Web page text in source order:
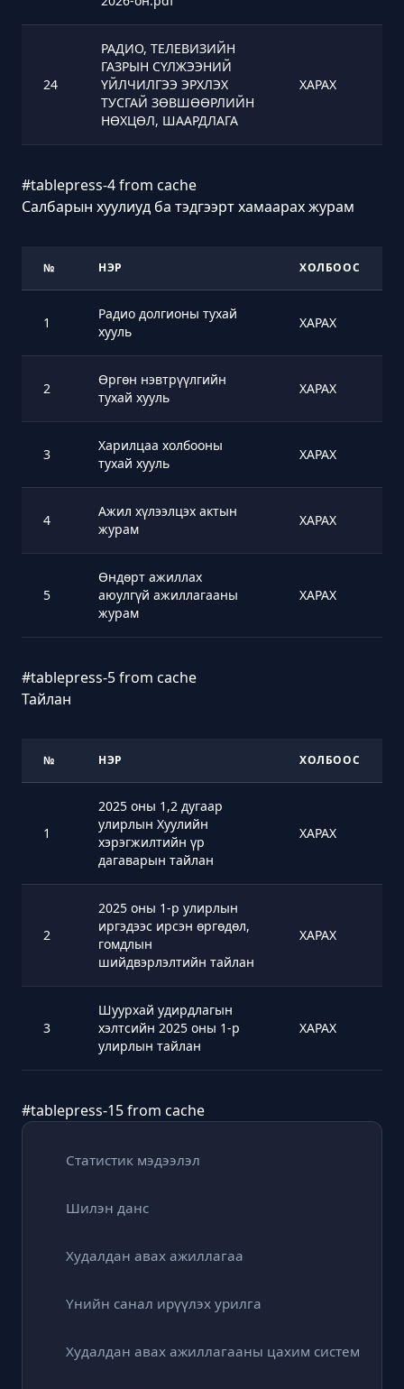
24
РАДИО, ТЕЛЕВИЗИЙН
ГАЗРЫН СҮЛЖЭЭНИЙ
ҮЙЛЧИЛГЭЭ ЭРХЛЭХ
ТУСГАЙ ЗӨВШӨӨРЛИЙН
НӨХЦӨЛ, ШААРДЛАГА
ХАРАХ
#tablepress-4 from cache
Салбарын хуулиуд ба тэдгээрт хамаарах журам
№ НЭР ХОЛБООС
1
Радио долгионы тухай
хууль
ХАРАХ
2
Өргөн нэвтрүүлгийн
тухай хууль
ХАРАХ
3
Харилцаа холбооны
тухай хууль
ХАРАХ
4
Ажил хүлээлцэх актын
журам
ХАРАХ
5
Өндөрт ажиллах
аюулгүй ажиллагааны
журам
ХАРАХ
#tablepress-5 from cache
Тайлан
№ НЭР ХОЛБООС
1
2025 оны 1,2 дугаар
улирлын Хуулийн
хэрэгжилтийн үр
дагаварын тайлан
ХАРАХ
2
2025 оны 1-р улирлын
иргэдээс ирсэн өргөдөл,
гомдлын
шийдвэрлэлтийн тайлан
ХАРАХ
3
Шуурхай удирдлагын
хэлтсийн 2025 оны 1-р
улирлын тайлан
ХАРАХ
#tablepress-15 from cache
Статистик мэдээлэл
Шилэн данс
Худалдан авах ажиллагаа
Үнийн санал ирүүлэх урилга
Худалдан авах ажиллагааны цахим систем